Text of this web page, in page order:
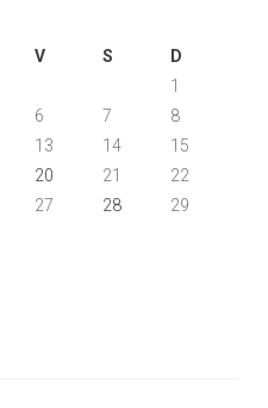
V S
D
1
6 7
8
13 14
15
20 21
22
27 28
29